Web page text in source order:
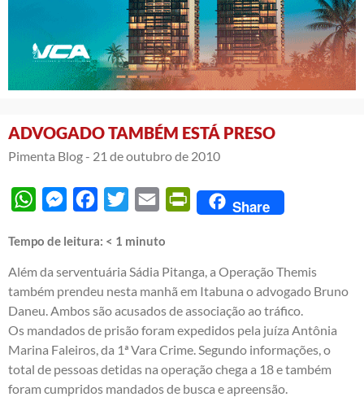
ADVOGADO TAMBÉM ESTÁ PRESO
Pimenta Blog - 21 de outubro de 2010
WhatsAppMessengerFacebook
Twitter Email PrintFriendly
Share
Tempo de leitura: < 1 minuto
Além da serventuária Sádia Pitanga, a Operação Themis
também prendeu nesta manhã em Itabuna o advogado Bruno
Daneu. Ambos são acusados de associação ao tráfico.
Os mandados de prisão foram expedidos pela juíza Antônia
Marina Faleiros, da 1ª Vara Crime. Segundo informações, o
total de pessoas detidas na operação chega a 18 e também
foram cumpridos mandados de busca e apreensão.